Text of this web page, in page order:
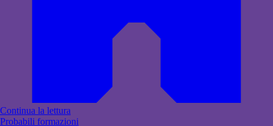
Continua la lettura
Probabili formazioni